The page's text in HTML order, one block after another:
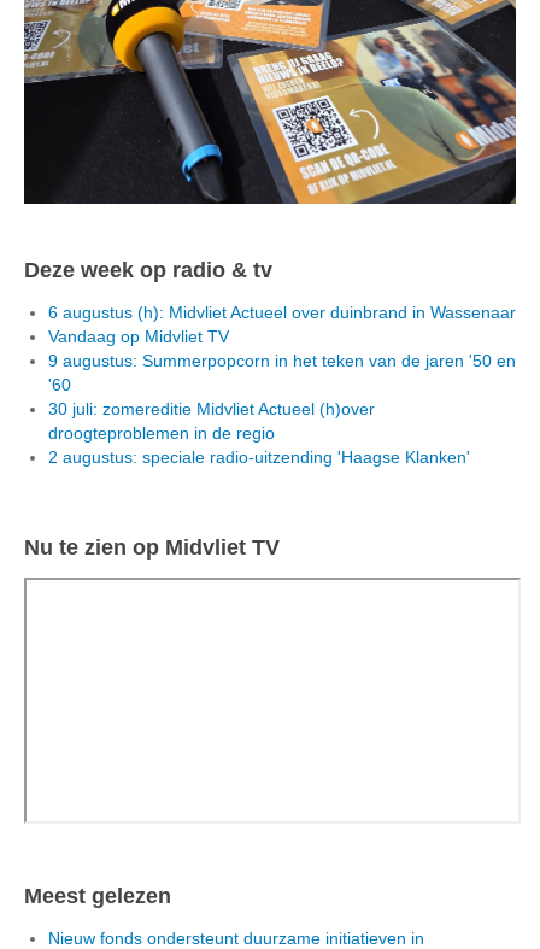
Deze week op radio & tv
6 augustus (h): Midvliet Actueel over duinbrand in Wassenaar
Vandaag op Midvliet TV
9 augustus: Summerpopcorn in het teken van de jaren '50 en
'60
30 juli: zomereditie Midvliet Actueel (h)over
droogteproblemen in de regio
2 augustus: speciale radio-uitzending 'Haagse Klanken'
Nu te zien op Midvliet TV
Meest gelezen
Nieuw fonds ondersteunt duurzame initiatieven in